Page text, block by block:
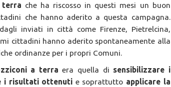
terra che ha riscosso in questi mesi un buon
che hanno aderito a questa campagna.
inviati in città come Firenze, Pietrelcina,
cittadini hanno aderito spontaneamente alla
ordinanze per i propri Comuni.
a terra era quella di sensibilizzare i
i risultati ottenuti e soprattutto applicare la